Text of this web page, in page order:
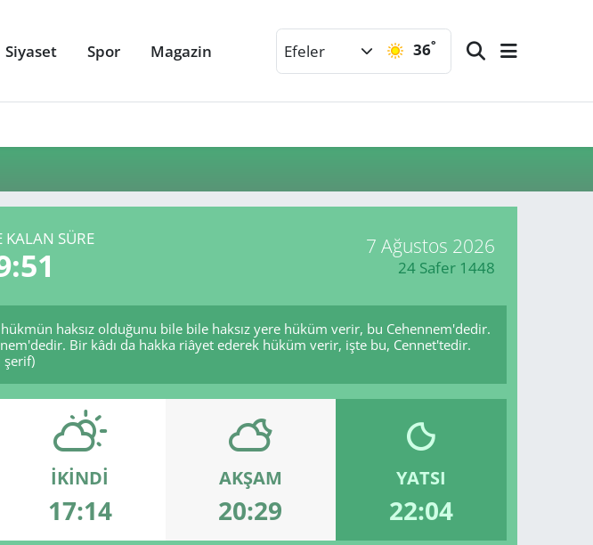
Siyaset Spor Magazin Efeler 36°
KALAN SÜRE 7 Ağustos 2026
24 Safer 1448
haksız olduğunu bile bile haksız yere hüküm verir, bu Cehennem'dedir.
Bir kâdı da hakka riâyet ederek hüküm verir, işte bu, Cennet'tedir.
şerif)
İKINDI
17:14
AKŞAM
20:29
YATSI
22:04